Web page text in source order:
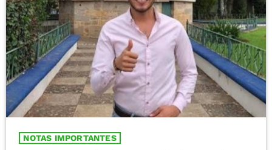
NOTAS IMPORTANTES